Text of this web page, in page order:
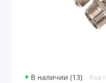
В наличии (13) Код